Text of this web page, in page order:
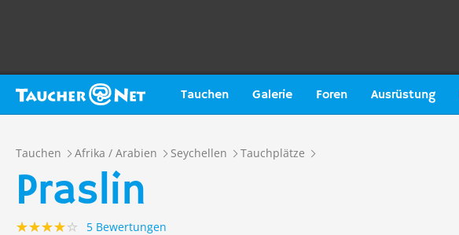
Tauchen Galerie Foren Ausrüstung
Tauchen Afrika / Arabien Seychellen Tauchplätze
Praslin
5 Bewertungen